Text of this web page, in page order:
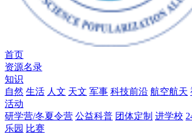
首页
资源名录
知识
自然 生活 人文 天文 军事 科技前沿 航空航天
活动
研学营/冬夏令营 公益科普 团体定制 进学校
乐园 比赛